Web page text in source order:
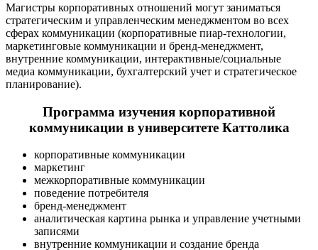
Магистры корпоративных отношений могут заниматься
стратегическим и управленческим менеджментом во всех
сферах коммуникации (корпоративные пиар-технологии,
маркетинговые коммуникации и бренд-менеджмент,
внутренние коммуникации, интерактивные/социальные
медиа коммуникации, бухгалтерский учет и стратегическое
планирование).
Программа изучения корпоративной
коммуникации в университете Каттолика
корпоративные коммуникации
маркетинг
межкорпоративные коммуникации
поведение потребителя
бренд-менеджмент
аналитическая картина рынка и управление учетными
записями
внутренние коммуникации и создание бренда